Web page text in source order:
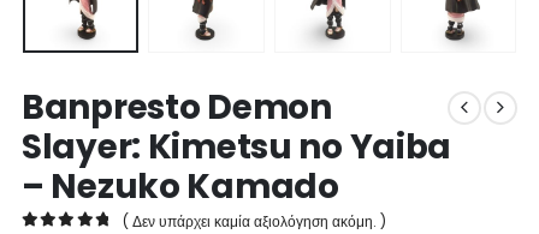
Banpresto Demon
Slayer: Kimetsu no Yaiba
– Nezuko Kamado
( Δεν υπάρχει καμία αξιολόγηση ακόμη. )